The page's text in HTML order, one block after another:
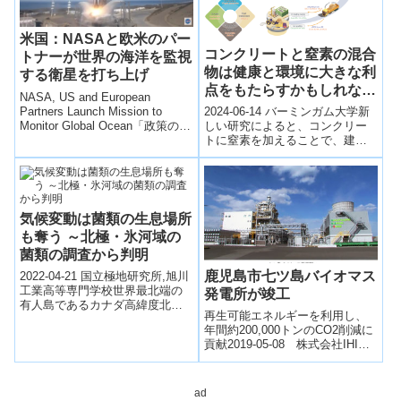
米国：NASAと欧米のパー
トナーが世界の海洋を監視
する衛星を打ち上げ
NASA, US and European
Partners Launch Mission to
Monitor Global Ocean「政策の科
コンクリートと窒素の混合
物は健康と環境に大きな利
点をもたらすかもしれない
(Concrete-nitrogen mix
may provide major health
and environment
benefits)
2024-06-14 バーミンガム大学新
しい研究によると、コンクリー
トに窒素を加えることで、建設
業によって発生する窒素酸化物
（NOx）排出量を大幅に削減で
きる可...
気候変動は菌類の生息場所
も奪う ～北極・氷河域の
菌類の調査から判明
2022-04-21 国立極地研究所,旭川
工業高等専門学校世界最北端の
有人島であるカナダ高緯度北極
鹿児島市七ツ島バイオマス
発電所が竣工
再生可能エネルギーを利用し、
年間約200,000トンのCO2削減に
貢献2019-05-08 株式会社IHI株
式会社IHI（所在地：東京都江東
ad